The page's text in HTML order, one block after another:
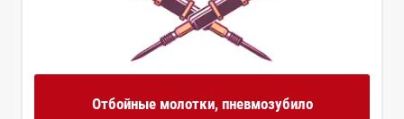
Отбойные молотки, пневмозубило